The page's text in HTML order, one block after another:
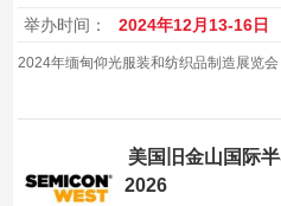
举办时间：
2024年12月13-16日
2024年缅甸仰光服装和纺织品制造展览会
美国旧金山国际
2026